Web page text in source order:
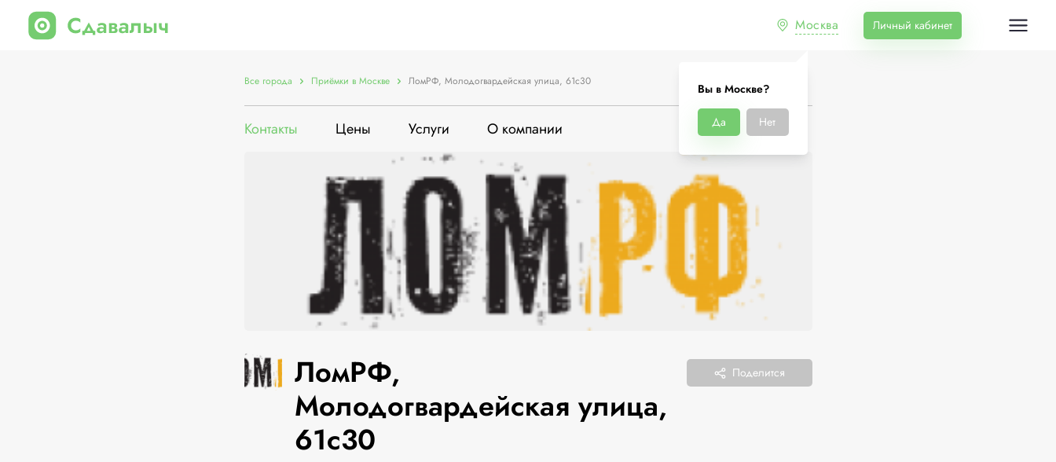
Москва
Вы в Москве?
Да Нет
Личный кабинет
Все города Приёмки в Москве ЛомРФ, Молодогвардейская улица, 61с30
Контакты Цены Услуги О компании
ЛомРФ,
Молодогвардейская улица,
61с30
Поделится